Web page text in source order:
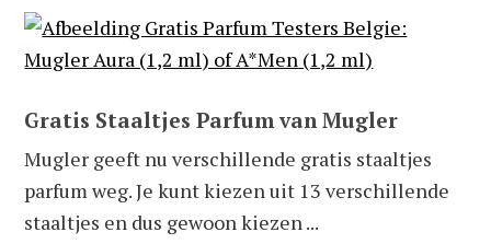
Gratis Staaltjes Parfum van Mugler
Mugler geeft nu verschillende gratis staaltjes
parfum weg. Je kunt kiezen uit 13 verschillende
staaltjes en dus gewoon kiezen ...